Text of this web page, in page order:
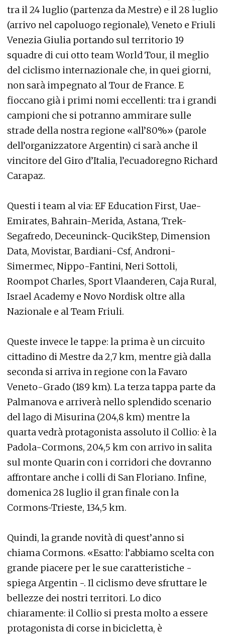
tra il 24 luglio (partenza da Mestre) e il 28 luglio
(arrivo nel capoluogo regionale), Veneto e Friuli
Venezia Giulia portando sul territorio 19
squadre di cui otto team World Tour, il meglio
del ciclismo internazionale che, in quei giorni,
non sarà impegnato al Tour de France. E
fioccano già i primi nomi eccellenti: tra i grandi
campioni che si potranno ammirare sulle
strade della nostra regione «all’80%» (parole
dell’organizzatore Argentin) ci sarà anche il
vincitore del Giro d’Italia, l’ecuadoregno Richard
Carapaz.
Questi i team al via: EF Education First, Uae-
Emirates, Bahrain-Merida, Astana, Trek-
Segafredo, Deceuninck-QucikStep, Dimension
Data, Movistar, Bardiani-Csf, Androni-
Simermec, Nippo-Fantini, Neri Sottoli,
Roompot Charles, Sport Vlaanderen, Caja Rural,
Israel Academy e Novo Nordisk oltre alla
Nazionale e al Team Friuli.
Queste invece le tappe: la prima è un circuito
cittadino di Mestre da 2,7 km, mentre già dalla
seconda si arriva in regione con la Favaro
Veneto-Grado (189 km). La terza tappa parte da
Palmanova e arriverà nello splendido scenario
del lago di Misurina (204,8 km) mentre la
quarta vedrà protagonista assoluto il Collio: è la
Padola-Cormons, 204,5 km con arrivo in salita
sul monte Quarin con i corridori che dovranno
affrontare anche i colli di San Floriano. Infine,
domenica 28 luglio il gran finale con la
Cormons-Trieste, 134,5 km.
Quindi, la grande novità di quest’anno si
chiama Cormons. «Esatto: l’abbiamo scelta con
grande piacere per le sue caratteristiche -
spiega Argentin -. Il ciclismo deve sfruttare le
bellezze dei nostri territori. Lo dico
chiaramente: il Collio si presta molto a essere
protagonista di corse in bicicletta, è